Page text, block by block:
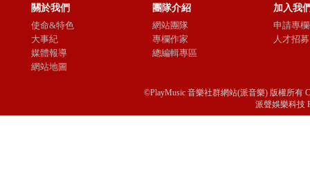
關於我們
使命&特色
大事紀
媒體報導
網站地圖
團隊介紹
網站團隊
專欄作家
總編輯專區
加入我
申請專
人才招募
©PlayMusic 音樂社群網站(派音樂) 版權所有
派聲娛樂科技